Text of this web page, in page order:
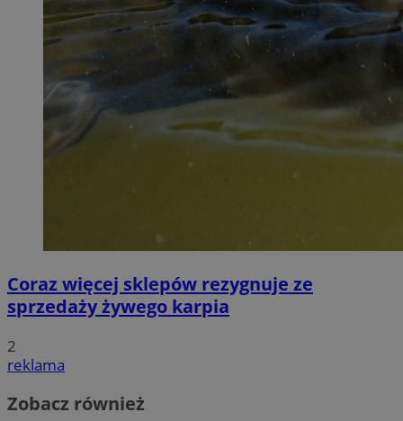
Coraz więcej sklepów rezygnuje ze
sprzedaży żywego karpia
2
reklama
Zobacz również